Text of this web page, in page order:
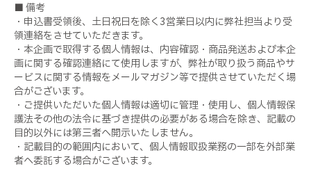
■ 備考
・申込書受領後、土日祝日を除く3営業日以内に弊社担当より受
領連絡をさせていただきます。
・本企画で取得する個人情報は、内容確認・商品発送および本企
画に関する確認連絡にて使用しますが、弊社が取り扱う商品やサ
ービスに関する情報をメールマガジン等で提供させていただく場
合がございます。
・ご提供いただいた個人情報は適切に管理・使用し、個人情報保
護法その他の法令に基づき提供の必要がある場合を除き、記載の
目的以外には第三者へ開示いたしません。
・記載目的の範囲内において、個人情報取扱業務の一部を外部業
者へ委託する場合がございます。